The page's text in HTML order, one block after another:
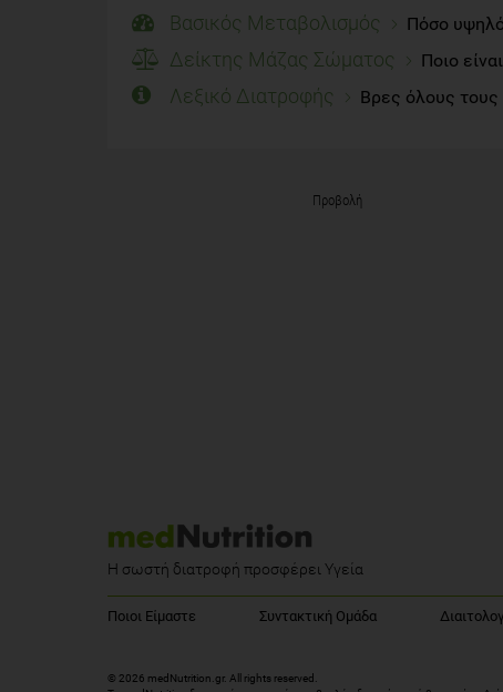
Βασικός Μεταβολισμός Πόσο
Δείκτης Μάζας Σώματος Ποιο
Λεξικό Διατροφής Βρες όλους τους
Προβολή
Η σωστή διατροφή προσφέρει Υγεία
Ποιοι Είμαστε Συντακτική Ομάδα
© 2026 medNutrition.gr. All rights reserved.